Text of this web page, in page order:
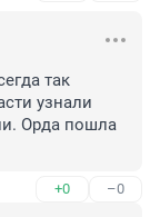
так
узнали
Орда пошла
+0 –0